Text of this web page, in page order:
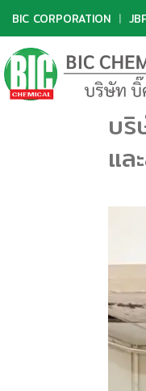
BIC CORPORATION |
บ
แล